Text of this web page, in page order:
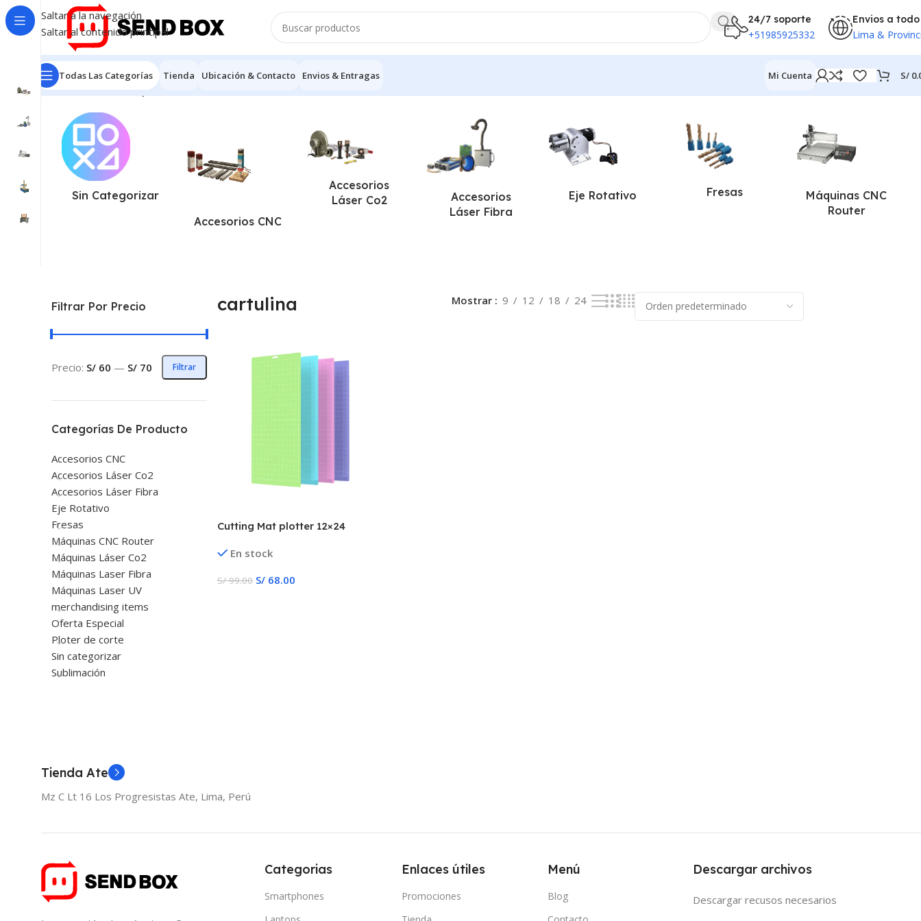
Saltar a la navegación
Saltar al contenido principal
24/7 soporte
+51985925332
Envios a todo
Lima &
Todas Las Categorías Tienda Ubicación & Contacto Envios & Entragas Mi Cuenta S/
Inicio/Productos etiquetados “cartulina”
Sin Categorizar
Accesorios CNC
Accesorios
Láser Co2
Accesorios
Láser Fibra
Eje Rotativo Fresas
Máquinas CNC
Router
Filtrar Por Precio
Filtrar
Precio: S/ 60 — S/ 70
Categorías De Producto
Accesorios CNC
Accesorios Láser Co2
Accesorios Láser Fibra
Eje Rotativo
Fresas
Máquinas CNC Router
Máquinas Láser Co2
Máquinas Laser Fibra
Máquinas Laser UV
merchandising items
Oferta Especial
Ploter de corte
Sin categorizar
Sublimación
cartulina Mostrar 9 12 18 24
Cutting Mat plotter 12×24
En stock
S/99.00 S/68.00
Tienda Ate
Mz C Lt 16 Los Progresistas Ate, Lima, Perú
Categorias
Smartphones
Enlaces útiles
Promociones
Menú
Blog
Descargar archivos
Descargar recusos necesarios